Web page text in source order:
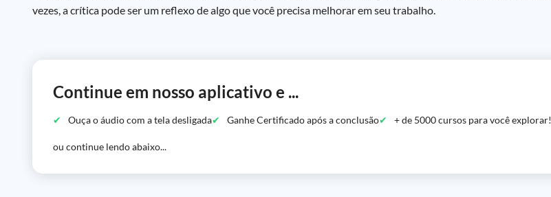
vezes, a crítica pode ser um reflexo de algo que você precisa melhorar em seu trabalho.
Continue em nosso aplicativo e ...
Ouça o áudio com a tela desligada Ganhe Certificado após a conclusão + de 5000 cursos para você explorar!
ou continue lendo abaixo...